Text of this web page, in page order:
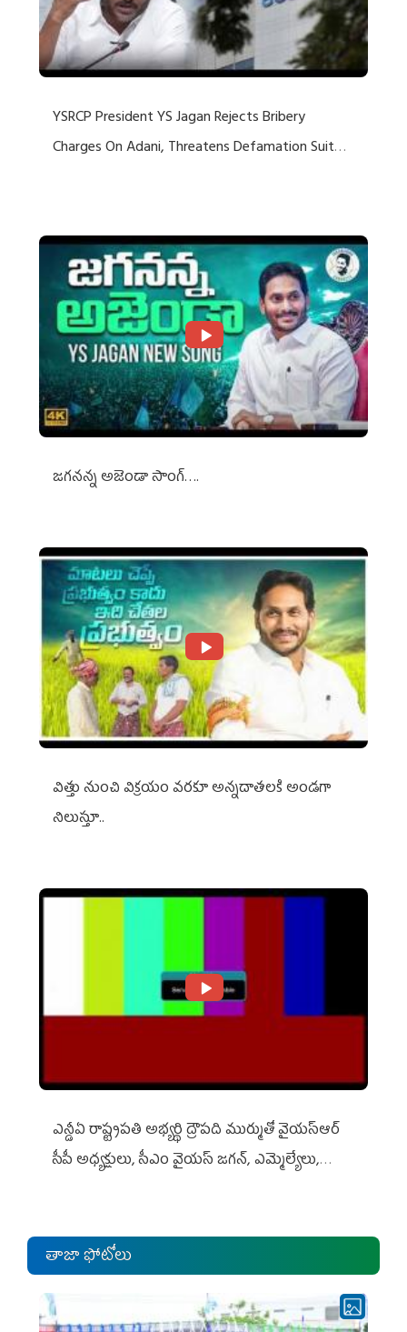
YSRCP President YS Jagan Rejects Bribery
Charges On Adani, Threatens Defamation Suit
జగనన్న అజెండా సాంగ్….
విత్తు నుంచి విక్రయం వరకూ అన్నదాతలకి అండగా
నిలుస్తూ..
ఎన్డీఏ రాష్ట్ర‌ప‌తి అభ్య‌ర్థి ద్రౌప‌ది ముర్ముతో వైయ‌స్ఆర్
సీపీ అధ్య‌క్షులు, సీఎం వైయ‌స్ జ‌గ‌న్, ఎమ్మెల్యేలు,
తాజా ఫోటోలు